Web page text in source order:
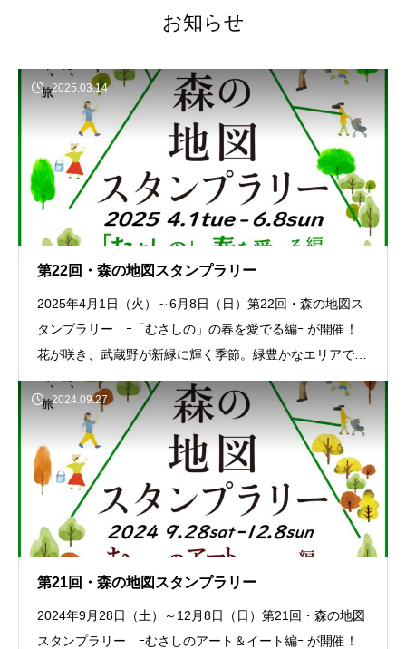
お知らせ
2025.03.14
第22回・森の地図スタンプラリー
2025年4月1日（火）～6月8日（日）第22回・森の地図ス
タンプラリー ｰ「むさしの」の春を愛でる編ｰ が開催！
花が咲き、武蔵野が新緑に輝く季節。緑豊かなエリアで気
持ちのよい回遊をお楽しみください
2024.09.27
第21回・森の地図スタンプラリー
2024年9月28日（土）～12月8日（日）第21回・森の地図
スタンプラリー ｰむさしのアート＆イート編ｰ が開催！